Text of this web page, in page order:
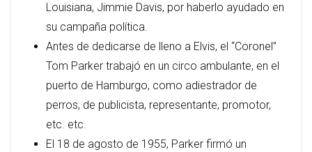
Louisiana, Jimmie Davis, por haberlo ayudado en
su campaña política.
Antes de dedicarse de lleno a Elvis, el “Coronel”
Tom Parker trabajó en un circo ambulante, en el
puerto de Hamburgo, como adiestrador de
perros, de publicista, representante, promotor,
etc. etc.
El 18 de agosto de 1955, Parker firmó un